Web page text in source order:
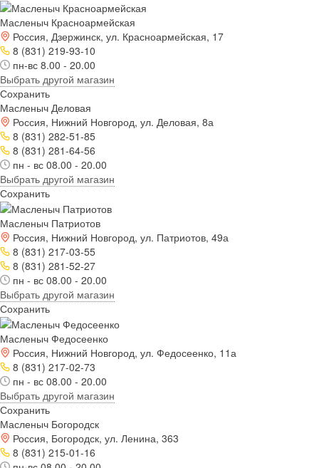
Масленыч Красноармейская
Россия, Дзержинск, ул. Красноармейская, 17
8 (831) 219-93-10
пн-вс 8.00 - 20.00
Выбрать другой магазин
Сохранить
Масленыч Деловая
Россия, Нижний Новгород, ул. Деловая, 8а
8 (831) 282-51-85
8 (831) 281-64-56
пн - вс 08.00 - 20.00
Выбрать другой магазин
Сохранить
Масленыч Патриотов
Россия, Нижний Новгород, ул. Патриотов, 49а
8 (831) 217-03-55
8 (831) 281-52-27
пн - вс 08.00 - 20.00
Выбрать другой магазин
Сохранить
Масленыч Федосеенко
Россия, Нижний Новгород, ул. Федосеенко, 11а
8 (831) 217-02-73
пн - вс 08.00 - 20.00
Выбрать другой магазин
Сохранить
Масленыч Богородск
Россия, Богородск, ул. Ленина, 363
8 (831) 215-01-16